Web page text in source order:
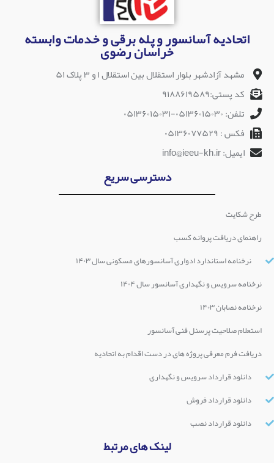
اتحادیه آسانسور و پله برقی و خدمات وابسته
خراسان رضوی
مشهد آزادشهر بلوار استقلال بین استقلال ۱ و ۳ پلاک ۵۱
کد پستی:۹۱۸۸۶۱۹۵۸۹
تلفن: ۰۵۱۳۶۰۱۵۰۳۰-۰۵۱۳۶۰۱۵۰۳۱
فکس : ۰۵۱۳۶۰۷۷۵۲۹
ایمیل: info@ieeu-kh.ir
دسترسی سریع
طرح شکایت
راهنمای دریافت پروانه کسب
نرخنامه استاندارد ادواری آسانسورهای مسکونی سال ۱۴۰۳
نرخنامه سرویس و نگهداری آسانسور سال ۱۴۰۴
نرخنامه نصابان ۱۴۰۳
استعلام صلاحیت پرسنل فنی آسانسور
دریافت فرم معرفی پروژه های در دست اقدام به اتحادیه
دانلود قرارداد سرویس و نگهداری
دانلود قرارداد فروش
دانلود قرارداد نصب
لینک های مرتبط